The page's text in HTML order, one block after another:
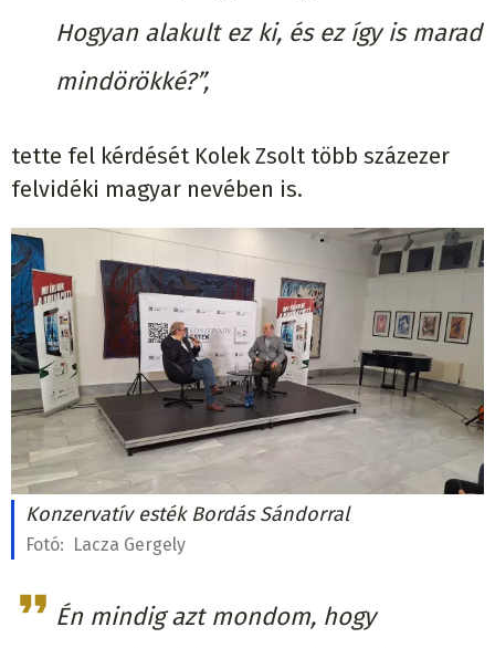
Hogyan alakult ez ki, és ez így is marad
mindörökké?”,
tette fel kérdését Kolek Zsolt több százezer
felvidéki magyar nevében is.
Konzervatív esték Bordás Sándorral
Fotó: Lacza Gergely
Én mindig azt mondom, hogy